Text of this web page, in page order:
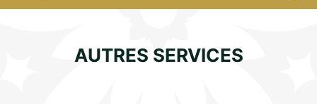
AUTRES SERVICES